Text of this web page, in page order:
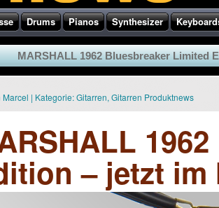
Drums Pianos Synthesizer
MARSHALL 1962 Bluesbreaker Limited
Marcel | Kategorie:Gitarren, Gitarren Produktnews
– jetzt im